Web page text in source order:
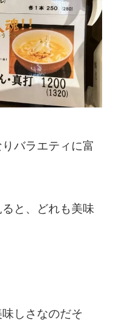
バラエティに富
と、どれも美味
しさなのだそ